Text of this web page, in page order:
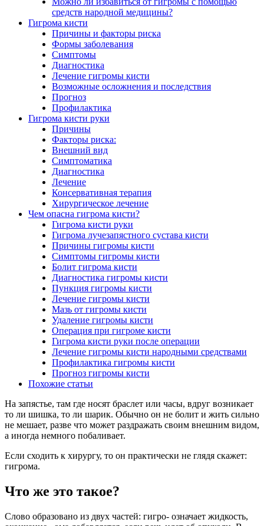
средств народной медицины?
Гигрома кисти
Причины и факторы риска
Формы заболевания
Симптомы
Диагностика
Лечение гигромы кисти
Возможные осложнения и последствия
Прогноз
Профилактика
Гигрома кисти руки
Причины
Факторы риска:
Внешний вид
Симптоматика
Диагностика
Лечение
Консервативная терапия
Хирургическое лечение
Чем опасна гигрома кисти?
Гигрома кисти руки
Гигрома лучезапястного сустава кисти
Причины гигромы кисти
Симптомы гигромы кисти
Болит гигрома кисти
Диагностика гигромы кисти
Пункция гигромы кисти
Лечение гигромы кисти
Мазь от гигромы кисти
Удаление гигромы кисти
Операция при гигроме кисти
Гигрома кисти руки после операции
Лечение гигромы кисти народными средствами
Профилактика гигромы кисти
Прогноз гигромы кисти
Похожие статьи
На запястье, там где носят браслет или часы, вдруг возникает
то ли шишка, то ли шарик. Обычно он не болит и жить сильно
не мешает, разве что может раздражать своим внешним видом,
а иногда немного побаливает.
Если сходить к хирургу, то он практически не глядя скажет:
гигрома.
Что же это такое?
Слово образовано из двух частей: гигро- означает жидкость,